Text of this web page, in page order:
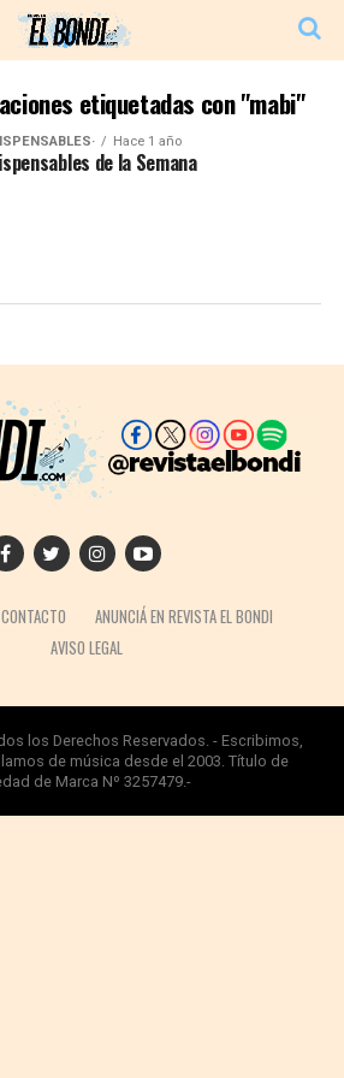
etiquetadas con "mabi"
Hace 1 año
de la Semana
CONTACTO
ANUNCIÁ EN REVISTA EL BONDI
AVISO LEGAL
los Derechos Reservados. - Escribimos,
de música desde el 2003. Título de
de Marca Nº 3257479.-